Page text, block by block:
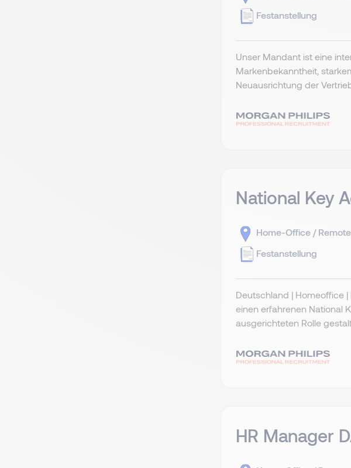
Festanstellung
Unser Mandant ist eine
Markenbekanntheit,
Neuausrichtung der
National Key
Home-Office / Remote
Festanstellung
Deutschland | Homeoffice
einen erfahrenen National
ausgerichteten Rolle
HR Manager